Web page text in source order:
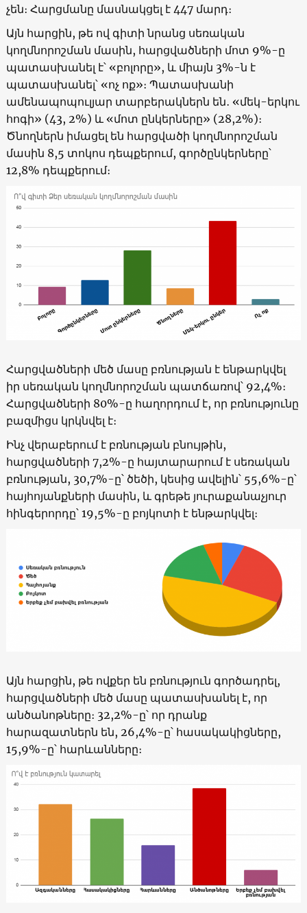
չեն։ Հարցմանը մասնակցել է 447 մարդ։
Այն հարցին, թե ով գիտի նրանց սեռական
կողմնորոշման մասին, հարցվածների մոտ 9%-ը
պատասխանել է՝ «բոլորը», և միայն 3%-ն է
պատասխանել՝ «ոչ ոք»։ Պատասխանի
ամենապոպուլյար տարբերակներն են․ «մեկ-երկու
հոգի» (43, 2%) և «մոտ ընկերները» (28,2%)։
Ծնողներն իմացել են հարցվածի կողմնորոշման
մասին 8,5 տոկոս դեպքերում, գործընկերները՝
12,8% դեպքերում։
Հարցվածների մեծ մասը բռնության է ենթարկվել
իր սեռական կողմնորոշման պատճառով՝ 92,4%։
Հարցվածների 80%-ը հաղորդում է, որ բռնությունը
բազմիցս կրկնվել է։
Ինչ վերաբերում է բռնության բնույթին,
հարցվածների 7,2%-ը հայտարարում է սեռական
բռնության, 30,7%-ը՝ ծեծի, կեսից ավելին՝ 55,6%-ը՝
հայհոյանքների մասին, և գրեթե յուրաքանաչյուր
հինգերորդը՝ 19,5%-ը բոյկոտի է ենթարկվել։
Այն հարցին, թե ովքեր են բռնություն գործադրել,
հարցվածների մեծ մասը պատասխանել է, որ
անծանոթները։ 32,2%-ը՝ որ դրանք
հարազատներն են, 26,4%-ը՝ հասակակիցները,
15,9%-ը՝ հարևանները։